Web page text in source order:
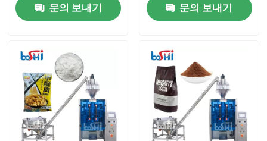
과립 포장기
분말 충전 기계
스낵 곤포기
냉동 식품 곤포기
문의 보내기
문의 보내기